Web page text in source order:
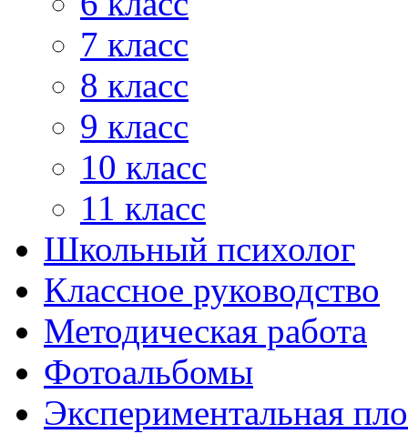
7 класс
8 класс
9 класс
10 класс
11 класс
Школьный психолог
Классное руководство
Методическая работа
Фотоальбомы
Экспериментальная